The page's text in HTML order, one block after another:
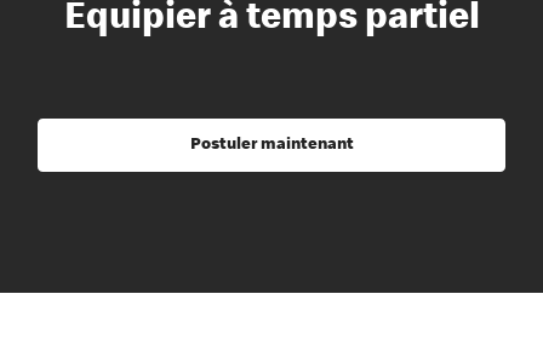
Équipier à temps partiel
Postuler maintenant